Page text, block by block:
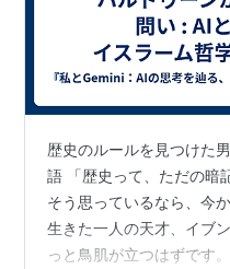
歴史のルールを見つけた
語 「歴史って、ただの暗
そう思っているなら、今
生きた一人の天才、イブ
っと鳥肌が立つはずです